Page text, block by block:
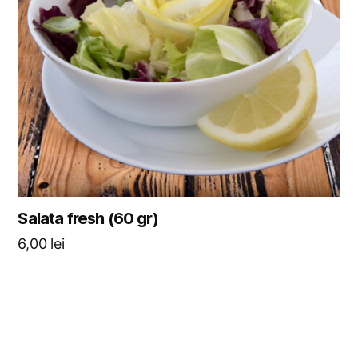
Salata fresh (60 gr)
6,00 lei